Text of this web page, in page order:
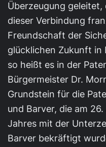
Überzeugung
dieser Verbindung
Freundschaft der
glücklichen Zukunft in
so heißt es in der
Bürgermeister Dr.
Grundstein für die
und Barver, die am
Jahres mit der
Barver bekräftigt